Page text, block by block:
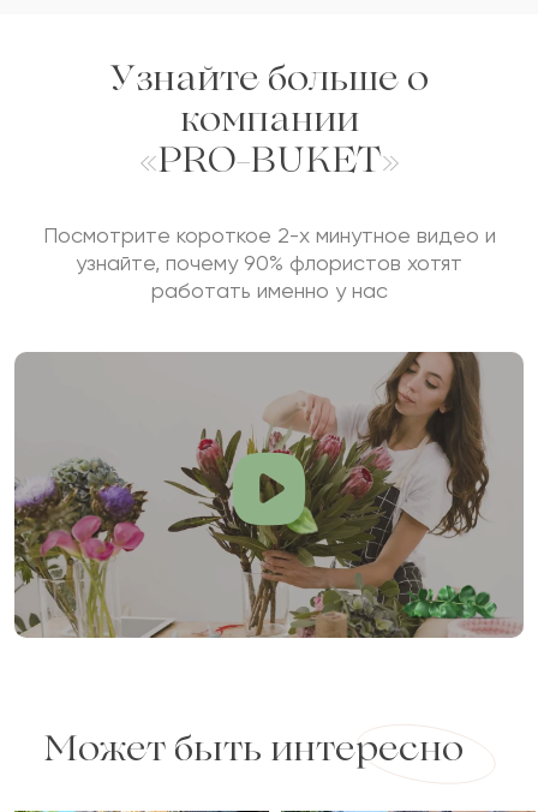
Узнайте больше о
компании
«PRO-BUKET»
Посмотрите короткое 2-х минутное видео и
узнайте, почему 90% флористов хотят
работать именно у нас
Может быть интересно